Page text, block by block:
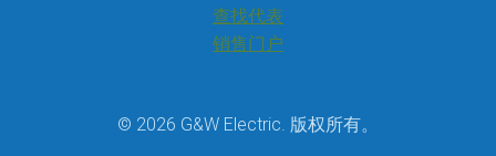
查找代表
销售门户
© 2026 G&W Electric. 版权所有。